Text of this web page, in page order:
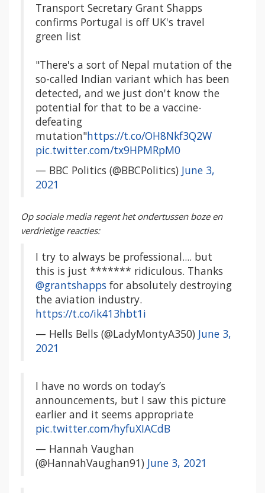
Transport Secretary Grant Shapps
confirms Portugal is off UK's travel
green list
"There's a sort of Nepal mutation of the
so-called Indian variant which has been
detected, and we just don't know the
potential for that to be a vaccine-
defeating
mutation"https://t.co/OH8Nkf3Q2W
pic.twitter.com/tx9HPMRpM0
— BBC Politics (@BBCPolitics) June 3,
2021
Op sociale media regent het ondertussen boze en
verdrietige reacties:
I try to always be professional.... but
this is just ******* ridiculous. Thanks
@grantshapps for absolutely destroying
the aviation industry.
https://t.co/ik413hbt1i
— Hells Bells (@LadyMontyA350) June 3,
2021
I have no words on today’s
announcements, but I saw this picture
earlier and it seems appropriate
pic.twitter.com/hyfuXIACdB
— Hannah Vaughan
(@HannahVaughan91) June 3, 2021